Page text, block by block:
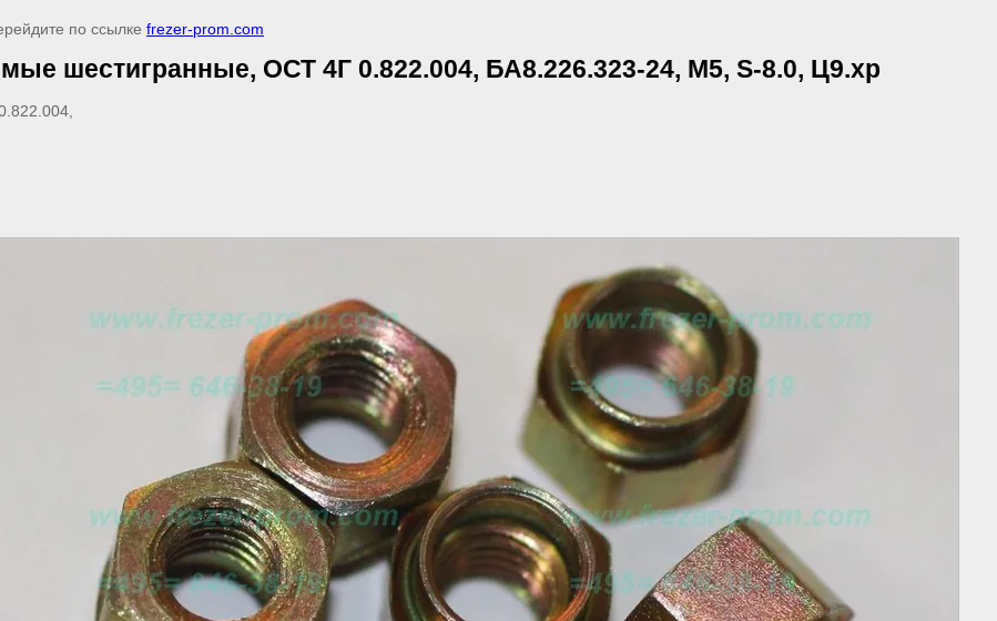
по ссылке frezer-prom.com
шестигранные, ОСТ 4Г 0.822.004, БА8.226.323-24, М5, S-8.0, Ц9.хр